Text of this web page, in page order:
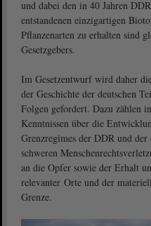
und dabei den in 40 Jahren
entstandenen einzigartigen
Pflanzenarten zu erhalten sind
Gesetzgebers.
Im Gesetzentwurf wird daher
der Geschichte der deutschen
Folgen gefordert. Dazu zählen
Kenntnissen über die
Grenzregimes der DDR und
schweren
an die Opfer sowie der Erhalt
relevanter Orte und der
Grenze.